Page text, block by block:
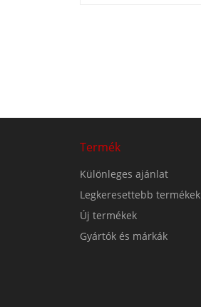
Termék
Különleges ajánlat
Legkeresettebb termékek
Új termékek
Gyártók és márkák